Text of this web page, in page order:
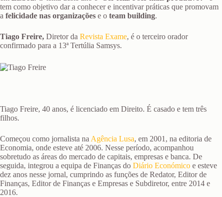
tem como objetivo dar a conhecer e incentivar práticas que promovam
a felicidade nas organizações e o team building.
Tiago Freire, Diretor da Revista Exame, é o terceiro orador
confirmado para a 13ª Tertúlia Samsys.
Tiago Freire, 40 anos, é licenciado em Direito. É casado e tem três
filhos.
Começou como jornalista na Agência Lusa, em 2001, na editoria de
Economia, onde esteve até 2006. Nesse período, acompanhou
sobretudo as áreas do mercado de capitais, empresas e banca. De
seguida, integrou a equipa de Finanças do Diário Económico e esteve
dez anos nesse jornal, cumprindo as funções de Redator, Editor de
Finanças, Editor de Finanças e Empresas e Subdiretor, entre 2014 e
2016.